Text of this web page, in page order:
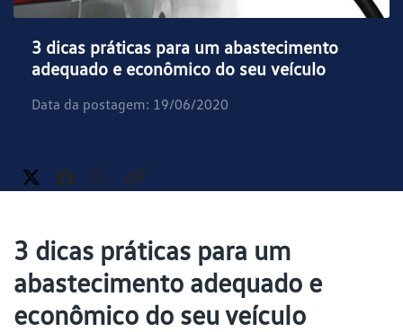
3 dicas práticas para um abastecimento
adequado e econômico do seu veículo
Data da postagem: 19/06/2020
3 dicas práticas para um
abastecimento adequado e
econômico do seu veículo